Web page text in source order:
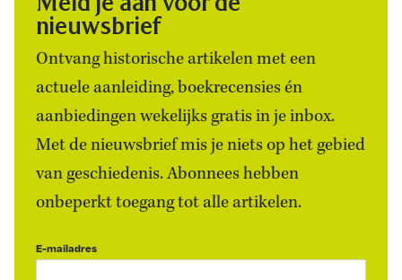
nieuwsbrief
Ontvang historische artikelen met een
actuele aanleiding, boekrecensies én
aanbiedingen wekelijks gratis in je inbox.
Met de nieuwsbrief mis je niets op het gebied
van geschiedenis. Abonnees hebben
onbeperkt toegang tot alle artikelen.
E-mailadres